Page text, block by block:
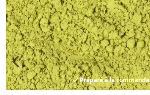
Préparé à la commande